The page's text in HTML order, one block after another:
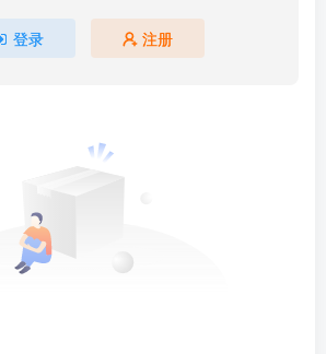
登录 注册